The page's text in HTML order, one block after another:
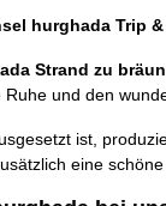
hurghada Trip
Strand zu
und den
ist,
eine